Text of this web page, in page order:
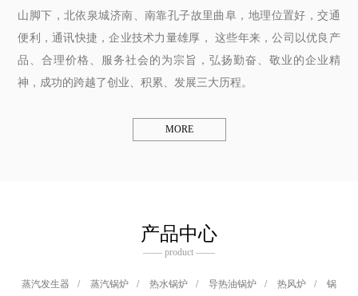
山脚下，北依泉城济南、南靠孔子故里曲阜，地理位置好，交通
便利，通讯快捷，企业技术力量雄厚， 这些年来，公司以优良产
品、合理价格、服务社会的为宗旨，弘扬勤奋、敬业的企业精
神，成功的跨越了创业、积累、发展三大历程。
MORE
产品中心
—— product ——
蒸汽发生器 / 蒸汽锅炉 / 热水锅炉 / 导热油锅炉 / 热风炉 /
锅